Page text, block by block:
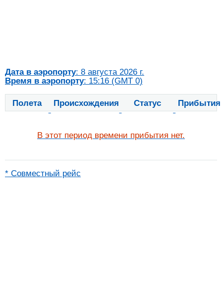
Дата в аэропорту: 8 августа 2026 г.
Время в аэропорту: 15:16 (GMT 0)
Полета Происхождения Статус Прибытия
В этот период времени прибытия нет.
* Совместный рейс